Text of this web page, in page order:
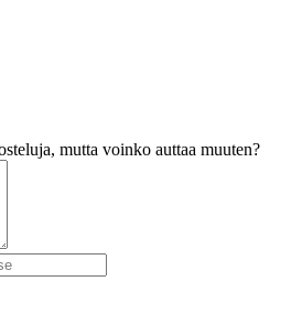
mutta voinko auttaa muuten?